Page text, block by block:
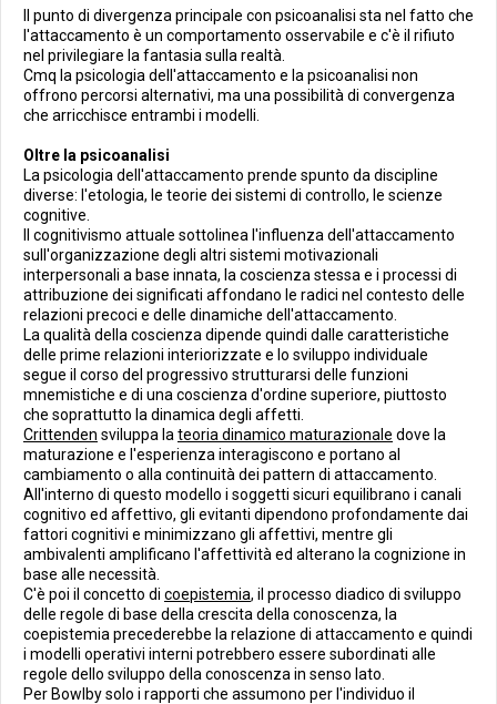
Il punto di divergenza principale con psicoanalisi sta nel fatto che
l'attaccamento è un comportamento osservabile e c'è il rifiuto
nel privilegiare la fantasia sulla realtà.
Cmq la psicologia dell'attaccamento e la psicoanalisi non
offrono percorsi alternativi, ma una possibilità di convergenza
che arricchisce entrambi i modelli.
Oltre la psicoanalisi
La psicologia dell'attaccamento prende spunto da discipline
diverse: l'etologia, le teorie dei sistemi di controllo, le scienze
cognitive.
Il cognitivismo attuale sottolinea l'influenza dell'attaccamento
sull'organizzazione degli altri sistemi motivazionali
interpersonali a base innata, la coscienza stessa e i processi di
attribuzione dei significati affondano le radici nel contesto delle
relazioni precoci e delle dinamiche dell'attaccamento.
La qualità della coscienza dipende quindi dalle caratteristiche
delle prime relazioni interiorizzate e lo sviluppo individuale
segue il corso del progressivo strutturarsi delle funzioni
mnemistiche e di una coscienza d'ordine superiore, piuttosto
che soprattutto la dinamica degli affetti.
Crittenden sviluppa la teoria dinamico maturazionale dove la
maturazione e l'esperienza interagiscono e portano al
cambiamento o alla continuità dei pattern di attaccamento.
All'interno di questo modello i soggetti sicuri equilibrano i canali
cognitivo ed affettivo, gli evitanti dipendono profondamente dai
fattori cognitivi e minimizzano gli affettivi, mentre gli
ambivalenti amplificano l'affettività ed alterano la cognizione in
base alle necessità.
C'è poi il concetto di coepistemia, il processo diadico di sviluppo
delle regole di base della crescita della conoscenza, la
coepistemia precederebbe la relazione di attaccamento e quindi
i modelli operativi interni potrebbero essere subordinati alle
regole dello sviluppo della conoscenza in senso lato.
Per Bowlby solo i rapporti che assumono per l'individuo il